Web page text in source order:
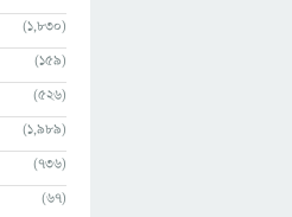
(1,830)
(159)
(526)
(1,989)
(736)
(67)